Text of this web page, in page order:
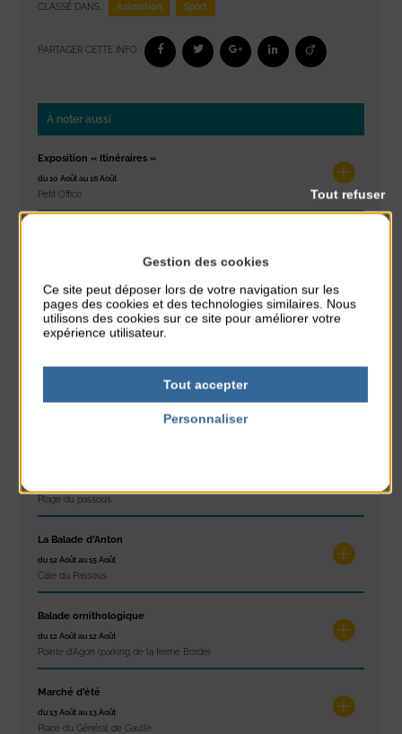
CLASSÉ DANS : Animation Sport
PARTAGER CETTE INFO :
À noter aussi
Exposition « Itinéraires »
du 10 Août au 16 Août
Petit Office
Stretching
du 10 Août au 14 Août
Plage du passous
La Balade d’Anton
du 12 Août au 15 Août
Cale du Passous
Balade ornithologique
du 12 Août au 12 Août
Pointe d'Agon (parking de la ferme Borde)
Marché d’été
du 13 Août au 13 Août
Place du Général de Gaulle
Gestion des cookies
Ce site peut déposer lors de votre navigation sur les
pages des cookies et des technologies similaires. Nous
utilisons des cookies sur ce site pour améliorer votre
expérience utilisateur.
Tout accepter
Tout refuser
Personnaliser